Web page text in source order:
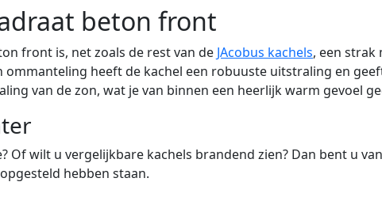
beton front
front is, net zoals de rest van de JAcobus kachels, een
heeft de kachel een robuuste uitstraling en
van de zon, wat je van binnen een heerlijk warm gevoel
Of wilt u vergelijkbare kachels brandend zien? Dan bent u
hebben staan.